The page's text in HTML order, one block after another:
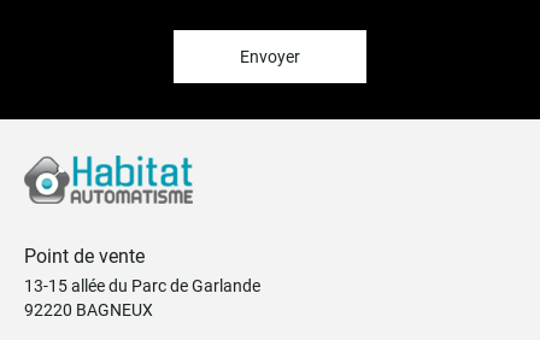
Envoyer
Point de vente
13-15 allée du Parc de Garlande
92220 BAGNEUX